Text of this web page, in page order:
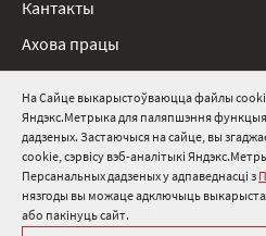
На Сайце выкарыстоўваюцца файлы cookie
Яндэкс.Метрыка для паляпшэння
дадзеных. Застаючыся на сайце, вы
cookie, сэрвісу вэб-аналітыкі
Персанальных дадзеных у адпаведнасці з
нязгоды вы можаце адключыць
або пакінуць сайт.
8 800 511 91 82
info@onduline.ru
Росія Беларусь Казахстан
Кантакты
Ахова працы